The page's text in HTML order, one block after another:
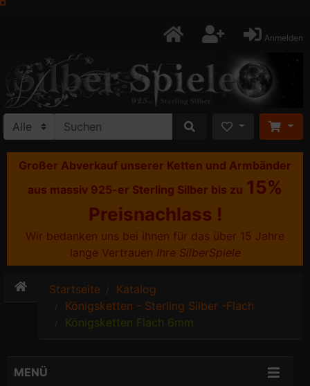
Anmelden
Großer Abverkauf unserer Ketten und Armbänder
aus massiv 925-er Sterling Silber bis zu 15%
Preisnachlass !
Wir bedanken uns bei ihnen für das über 15 Jahre
lange Vertrauen Ihre SilberSpiele
Startseite
Katalog
Königsketten - Sterling Silber -Flach
Königsketten Flach 6mm
MENÜ